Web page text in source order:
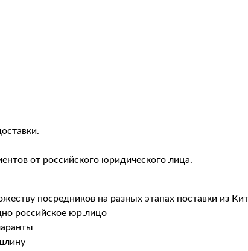
от российского юридического лица.
посредников на разных этапах поставки из
российское юр.лицо